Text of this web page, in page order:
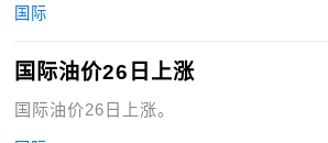
国际
国际油价26日上涨
国际油价26日上涨。